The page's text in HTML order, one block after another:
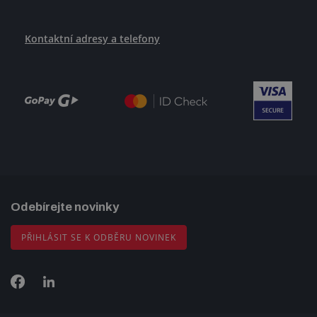
Kontaktní adresy a telefony
Odebírejte novinky
PŘIHLÁSIT SE K ODBĚRU NOVINEK